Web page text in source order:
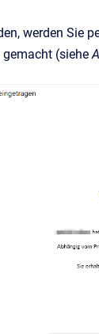
werden Sie
(siehe